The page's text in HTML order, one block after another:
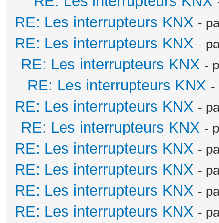
RE: Les interrupteurs KNX -
RE: Les interrupteurs KNX -
RE: Les interrupteurs KNX -
RE: Les interrupteurs KNX -
RE: Les interrupteurs KNX -
RE: Les interrupteurs KNX -
RE: Les interrupteurs KNX -
RE: Les interrupteurs KNX -
RE: Les interrupteurs KNX -
RE: Les interrupteurs KNX -